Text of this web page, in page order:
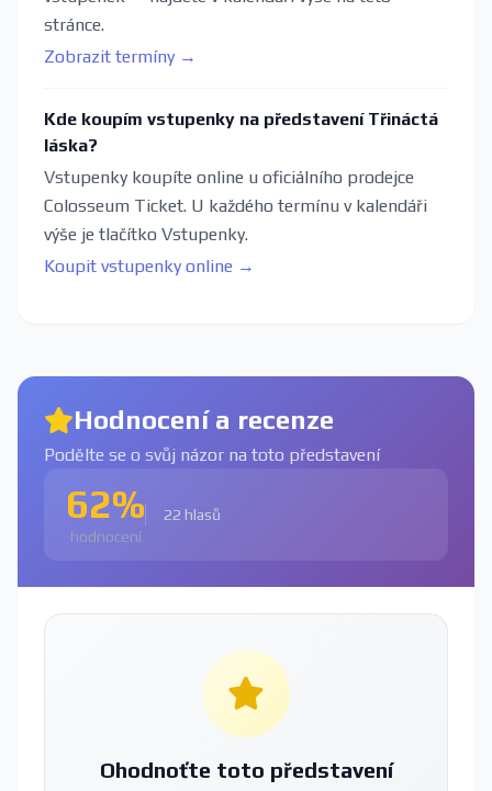
stránce.
Zobrazit termíny →
Kde koupím vstupenky na představení Třináctá
láska?
Vstupenky koupíte online u oficiálního prodejce
Colosseum Ticket. U každého termínu v kalendáři
výše je tlačítko Vstupenky.
Koupit vstupenky online →
Hodnocení a recenze
Podělte se o svůj názor na toto představení
62%
hodnocení
22 hlasů
Ohodnoťte toto představení